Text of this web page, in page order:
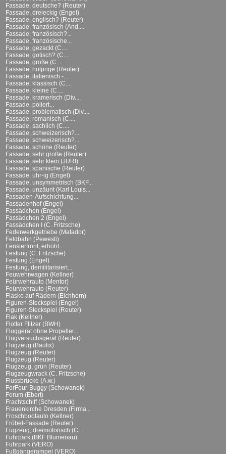
Fassade, deutsche? (Reuter)
Fassade, dreieckig (Engel)
Fassade, englisch? (Reuter)
Fassade, französisch (And....
Fassade, französisch?...
Fassade, französische...
Fassade, gezackt (C....
Fassade, gotisch? (C....
Fassade, große (C....
Fassade, holprige (Reuter)
Fassade, italienisch -...
Fassade, klassisch (C....
Fassade, kleine (C....
Fassade, kramerisch (Div....
Fassade, poliert...
Fassade, problematisch (Div....
Fassade, romanisch (C....
Fassade, sachlich (C....
Fassade, schweizerisch?...
Fassade, schweizerisch?...
Fassade, schöne (Reuter)
Fassade, sehr große (Reuter)
Fassade, sehr klein (JURI)
Fassade, spanische (Reuter)
Fassade, uhr-ig (Engel)
Fassade, unsymmetrisch (BKF...
Fassade, unzäunt (Karl Louis...
Fassaden-Aufschichtung...
Fassadenhof (Engel)
Fassädchen (Engel)
Fassädchen 2 (Engel)
Fassädchen I (C. Fritzsche)
Federwerkgetriebe (Matador)
Feldbahn (Pewesti)
Fensterfront, erhöht...
Festung (C. Fritzsche)
Festung (Engel)
Festung, demilitarisiert...
Feuwehrwagen (Kellner)
Feürwehrauto (Mentor)
Feürwehrauto (Reuter)
Fiasko auf Rädern (Eichhorn)
Figuren-Steckspiel (Engel)
Figuren-Steckspiel (Reuter)
Flak (Kellner)
Flotter Flitzer (BWH)
Fluggerät ohne Propeller...
Flugversuchsgerät (Reuter)
Flugzeug (Baufix)
Flugzeug (Reuter)
Flugzeug (Reuter)
Flugzeug, grün (Reuter)
Flugzeugwrack (C. Fritzsche)
Flussbrücke (A.w.)
ForFour-Buggy (Schowanek)
Forum (Ebert)
Frachtschiff (Schowanek)
Frauenkirche Dresden (Firma...
Froschbootauto (Kellner)
Fröbel-Fassade (Reuter)
Fugzeug, dreimotorisch (C....
Fuhrpark (BKF Blumenau)
Fuhrpark (VERO)
Fußgängerampel (VERO)